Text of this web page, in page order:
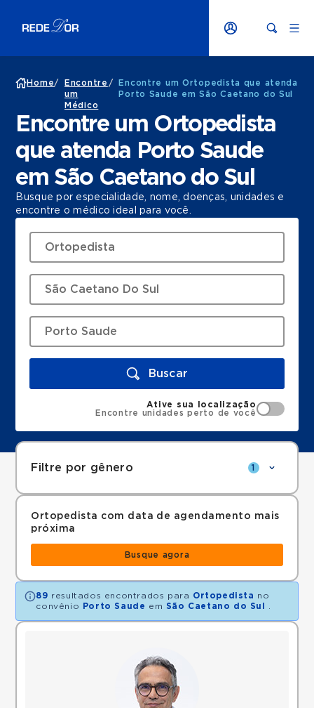
Home/
Encontre
um
Médico
/
Encontre um Ortopedista que atenda
Porto Saude em São Caetano do Sul
Encontre um Ortopedista
que atenda Porto Saude
em São Caetano do Sul
Busque por especialidade, nome, doenças, unidades e
encontre o médico ideal para você.
Buscar
Ative sua localização
Encontre unidades perto de você
Filtre por gênero 1
Ortopedista com data de agendamento mais
próxima
Busque agora
89 resultados encontrados para Ortopedista no
convênio
Porto Saude em São Caetano do Sul